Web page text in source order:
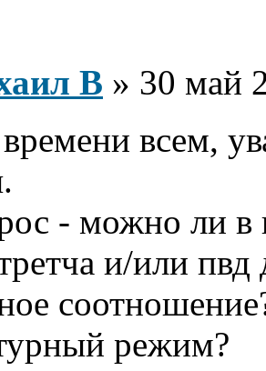
В » 30 май
всем,
- можно ли в
и/или пвд
режим?